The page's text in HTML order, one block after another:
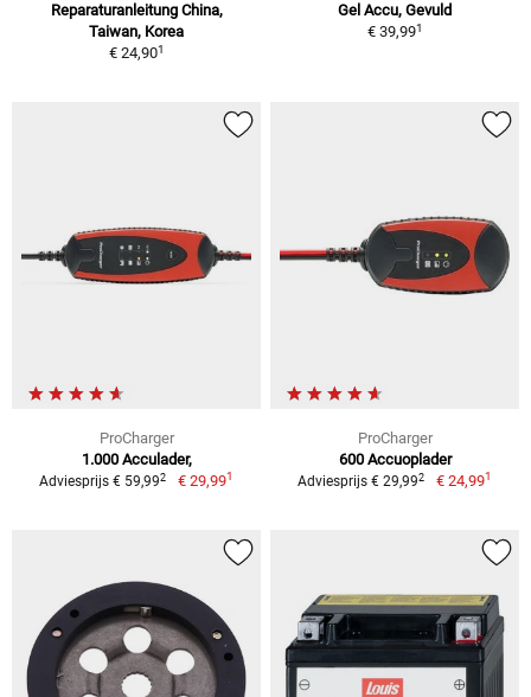
Reparaturanleitung China,
Taiwan, Korea
€ 24,901
Gel Accu, Gevuld
€ 39,991
ProCharger
1.000 Acculader,
Adviesprijs € 59,992 € 29,991
ProCharger
600 Accuoplader
Adviesprijs € 29,992 € 24,991